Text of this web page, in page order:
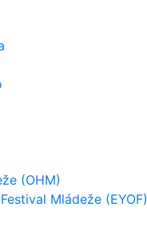
(OHM)
Mládeže (EYOF)